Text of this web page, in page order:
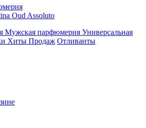
Oud Assoluto
Мужская парфюмерия Универсальная
Хиты Продаж Отливанты